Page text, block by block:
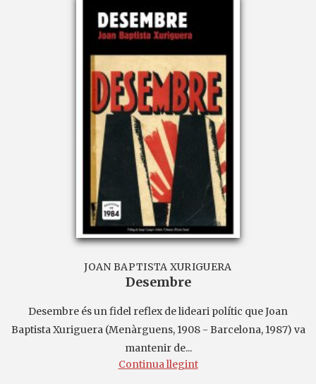
JOAN BAPTISTA XURIGUERA
Desembre
Desembre és un fidel reflex de lideari polític que Joan
Baptista Xuriguera (Menàrguens, 1908 - Barcelona, 1987) va
mantenir de...
Continua llegint